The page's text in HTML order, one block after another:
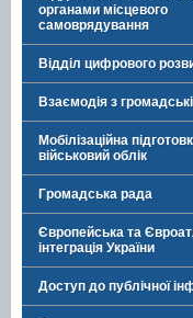
органами місцевого
самоврядування
Відділ цифрового
Взаємодія з
Мобілізаційна
військовий облік
Громадська рада
Європейська та
інтеграція України
Доступ до публічної